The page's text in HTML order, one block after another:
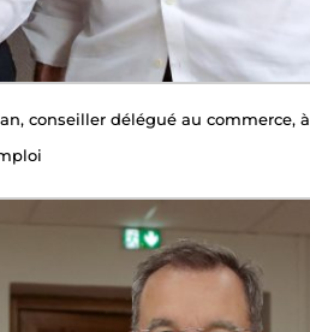
conseiller délégué au commerce, à